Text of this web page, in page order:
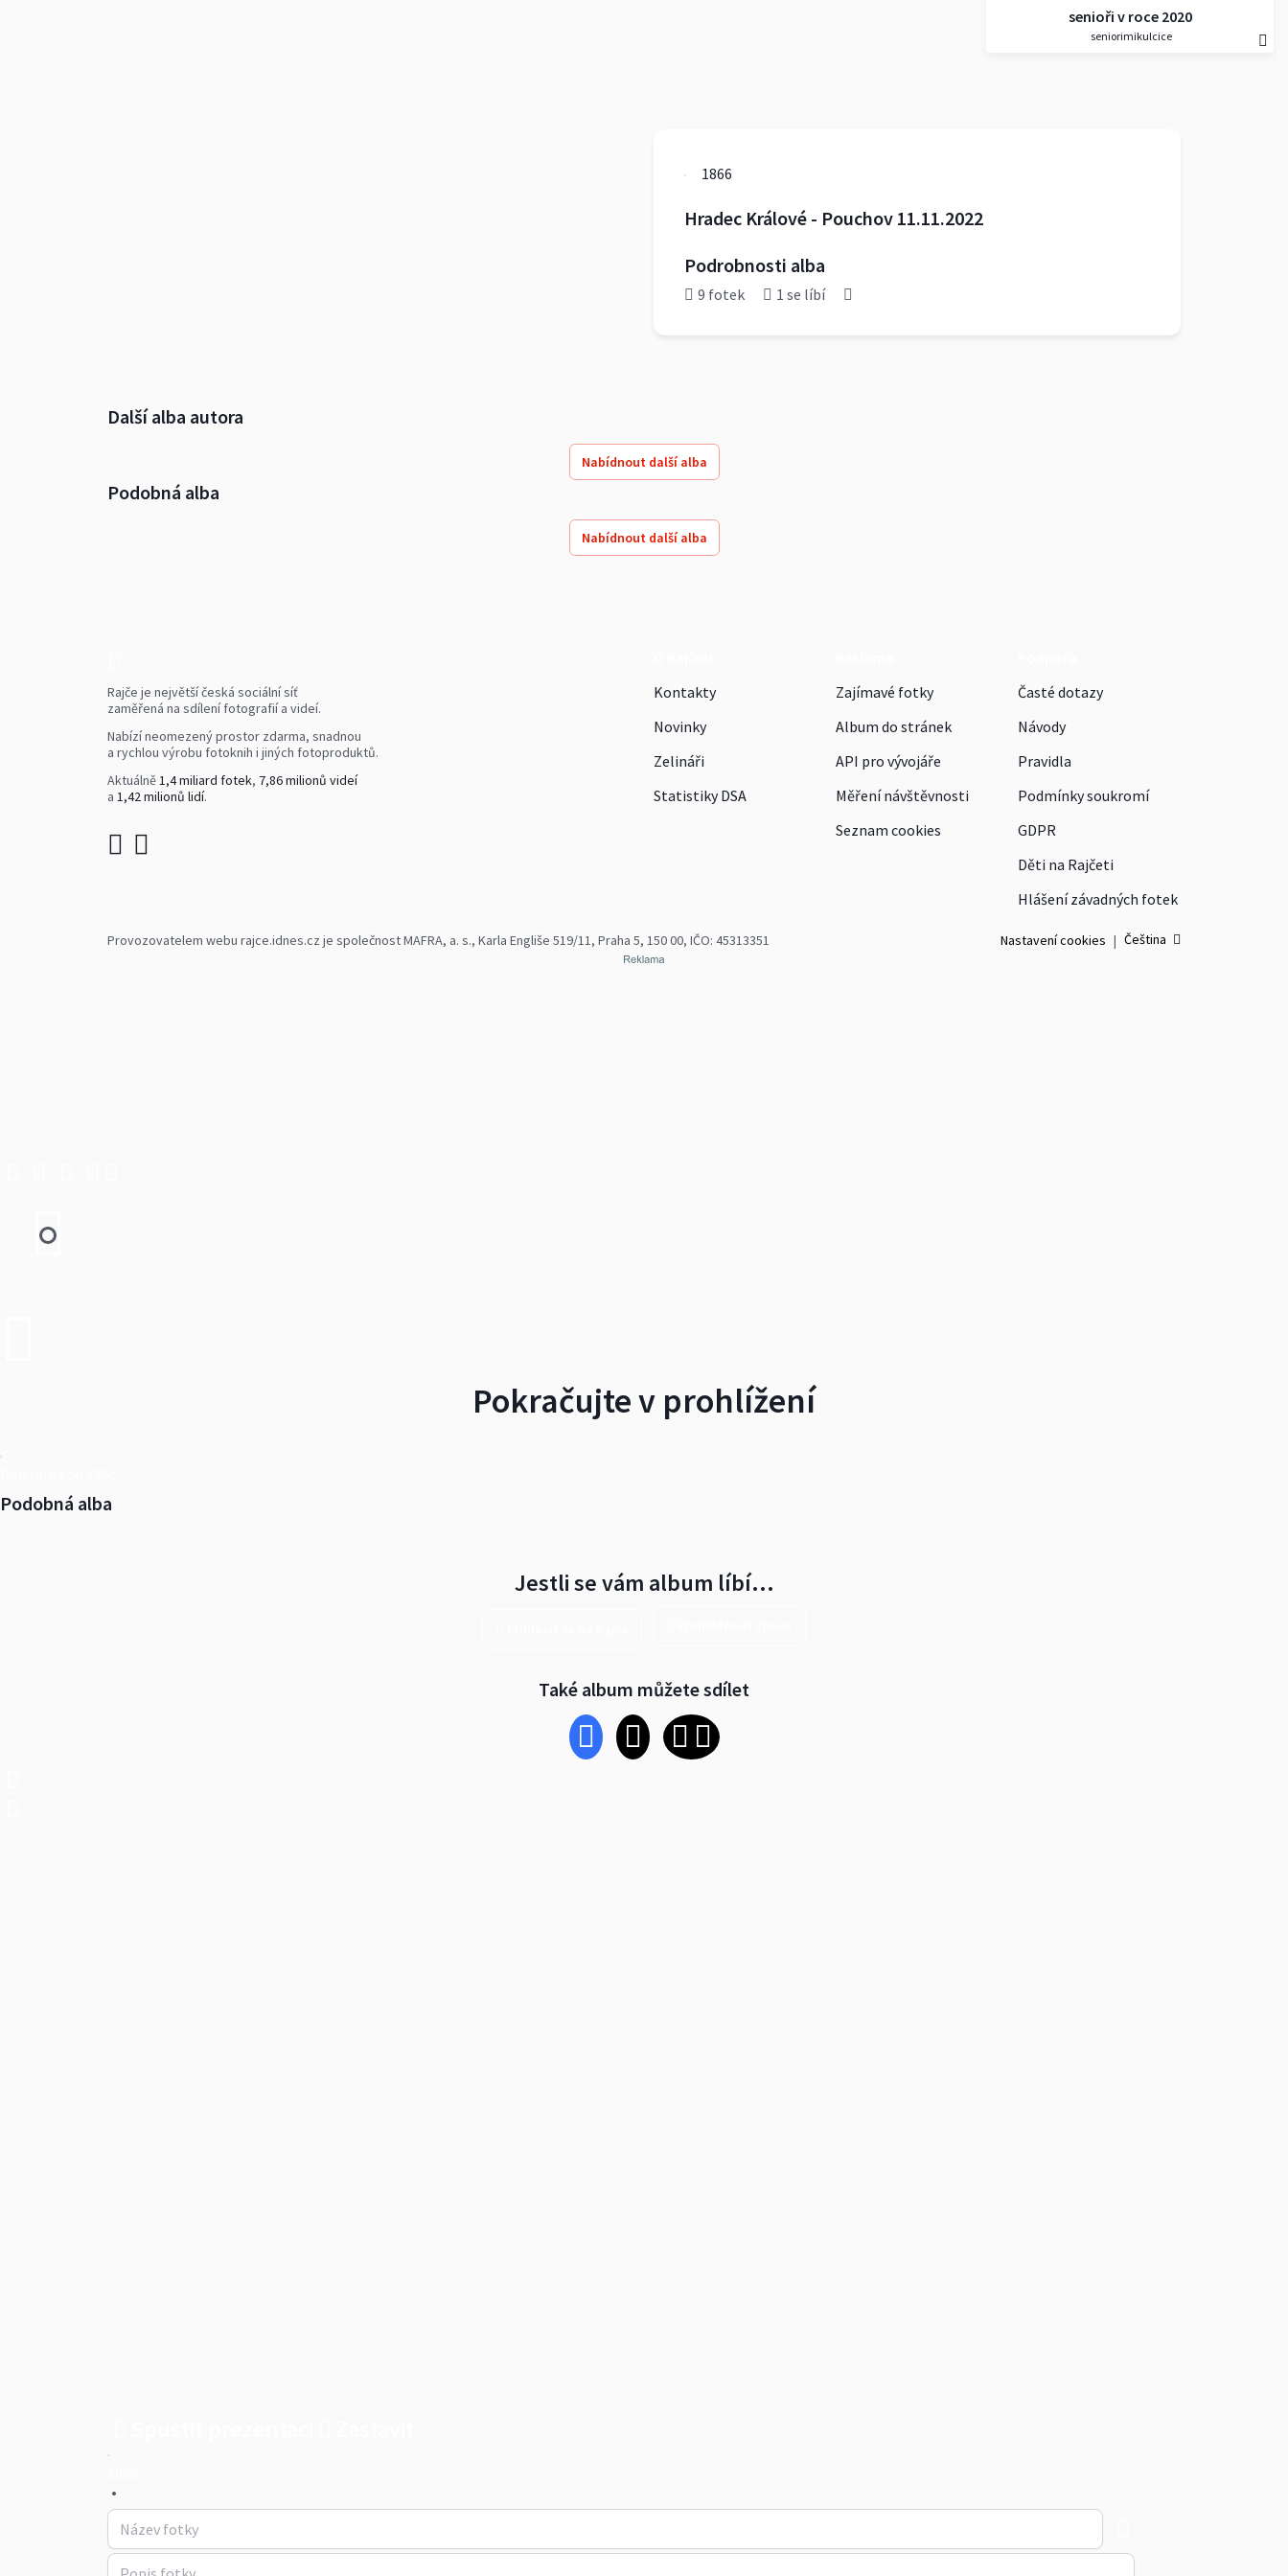
senioři v roce 2020
seniorimikulcice
1866
Hradec Králové - Pouchov 11.11.2022
Podrobnosti alba
9 fotek 1 se líbí
Další alba autora
Nabídnout další alba
Podobná alba
Nabídnout další alba
Rajče je největší česká sociální síť
zaměřená na sdílení fotografií a videí.
Nabízí neomezený prostor zdarma, snadnou
a rychlou výrobu fotoknih i jiných fotoproduktů.
Aktuálně1,4 miliard fotek, 7,86 milionů videí
a 1,42 milionů lidí.
Kontakty
Novinky
Zelináři
Statistiky DSA
Zajímavé fotky
Album do stránek
API pro vývojáře
Měření návštěvnosti
Seznam cookies
Časté dotazy
Návody
Pravidla
Podmínky soukromí
GDPR
Děti na Rajčeti
Hlášení závadných fotek
Provozovatelem webu rajce.idnes.cz je společnost MAFRA, a. s., Karla Engliše 519/11, Praha 5, 150 00, IČO: 45313351 Nastavení cookies | Čeština
Pokračujte v prohlížení
Podobná alba
Jestli se vám album líbí…
Také album můžete sdílet
•